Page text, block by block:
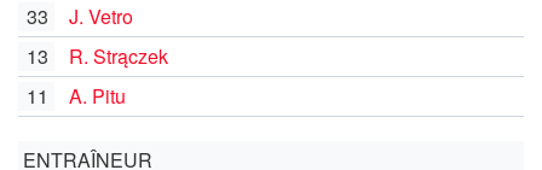
33
J. Vetro
13
R. Strączek
11
A. Pitu
ENTRAÎNEUR